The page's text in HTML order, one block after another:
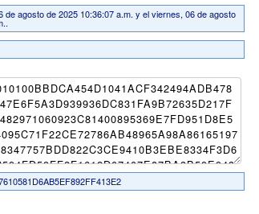
de agosto de 2025 10:36:07 a.m. y el viernes, 06 de agosto